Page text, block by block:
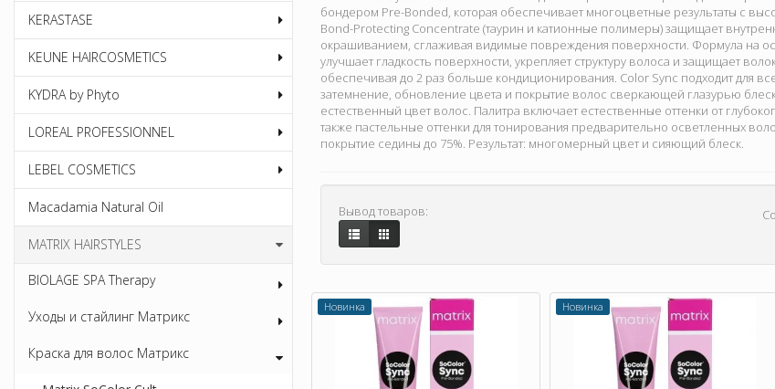
KERASTASE
KEUNE HAIRCOSMETICS
KYDRA by Phyto
LOREAL PROFESSIONNEL
LEBEL COSMETICS
Macadamia Natural Oil
MATRIX HAIRSTYLES
BIOLAGE SPA Therapy
Уходы и стайлинг Матрикс
Краска для волос Матрикс
бондером Pre-Bonded, которая обеспечивает многоцветные результаты с
Bond-Protecting Concentrate (таурин и катионные полимеры) защищает
окрашиванием, сглаживая видимые повреждения поверхности. Формула на
улучшает гладкость поверхности, укрепляет структуру волоса и защищает
обеспечивая до 2 раз больше кондиционирования. Color Sync подходит для
затемнение, обновление цвета и покрытие волос сверкающей глазурью
естественный цвет волос. Палитра включает естественные оттенки от
также пастельные оттенки для тонирования предварительно осветленных
покрытие седины до 75%. Результат: многомерный цвет и сияющий блеск.
Вывод товаров:
Новинка Новинка